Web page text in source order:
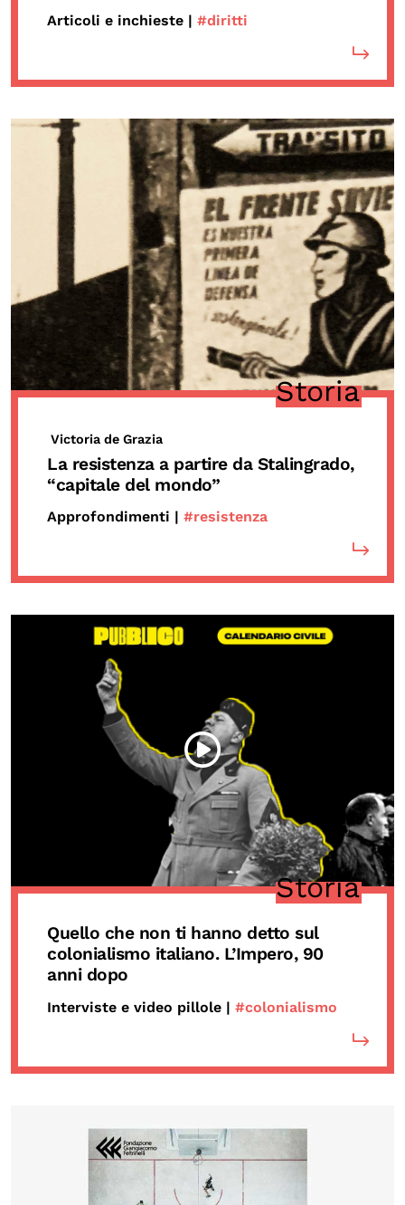
Articoli e inchieste | #diritti
Storia
Victoria de Grazia
La resistenza a partire da Stalingrado,
“capitale del mondo”
Approfondimenti | #resistenza
Storia
Quello che non ti hanno detto sul
colonialismo italiano. L’Impero, 90
anni dopo
Interviste e video pillole | #colonialismo